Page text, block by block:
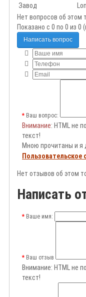
Завод
Нет вопросов об этом
Показано с 0 по 0 из 0
Написать вопрос
Ваш вопрос:
Внимание: HTML не
текст!
Мною прочитаны и я
Пользовательское
Нет отзывов об этом
Написать
Ваше имя:
Ваш отзыв
Внимание: HTML не
текст!